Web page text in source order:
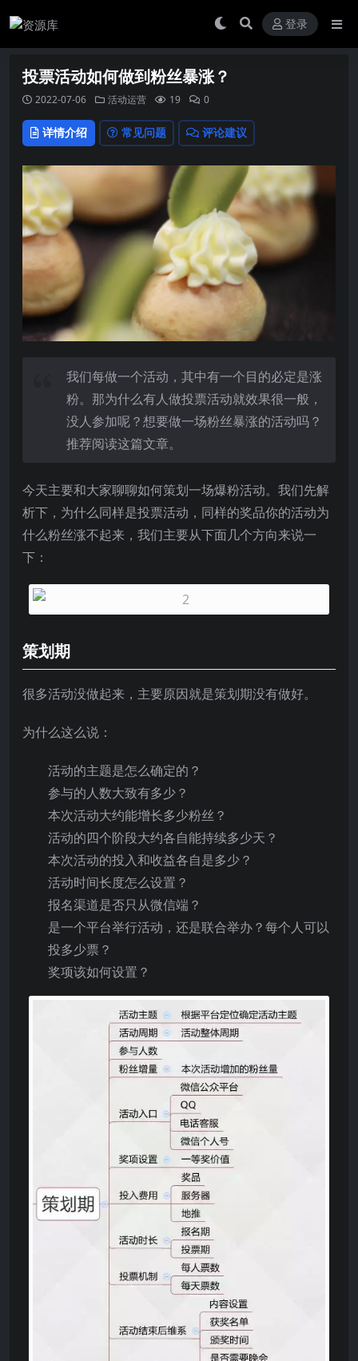
登录
投票活动如何做到粉丝暴涨？
2022-07-06 活动运营 19 0
详情介绍 常见问题 评论建议
我们每做一个活动，其中有一个目的必定是涨
粉。那为什么有人做投票活动就效果很一般，
没人参加呢？想要做一场粉丝暴涨的活动吗？
推荐阅读这篇文章。
今天主要和大家聊聊如何策划一场爆粉活动。我们先解
析下，为什么同样是投票活动，同样的奖品你的活动为
什么粉丝涨不起来，我们主要从下面几个方向来说一
下：
策划期
很多活动没做起来，主要原因就是策划期没有做好。
为什么这么说：
活动的主题是怎么确定的？
参与的人数大致有多少？
本次活动大约能增长多少粉丝？
活动的四个阶段大约各自能持续多少天？
本次活动的投入和收益各自是多少？
活动时间长度怎么设置？
报名渠道是否只从微信端？
是一个平台举行活动，还是联合举办？每个人可以
投多少票？
奖项该如何设置？